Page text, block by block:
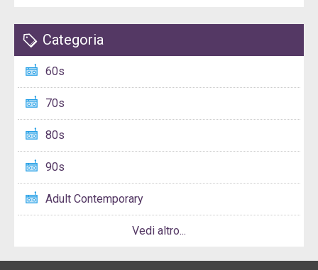
Categoria
60s
70s
80s
90s
Adult Contemporary
Vedi altro...